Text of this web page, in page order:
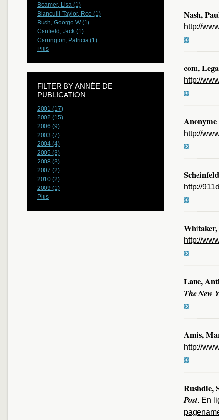
Nash,
http://
com,
http://
Anonyme
http://
http://
http://
Lane,
The New
Amis,
http://
Rushdie,
Post. En
Beamer, Lisa (1)
Bianculli-Taylor, Roe (1)
Bush, George W (1)
Canfield, Jack (1)
Carrington, Patricia (1)
Plus
FILTER BY ANNÉE DE
PUBLICATION
2001 (17)
2002 (15)
2006 (9)
2003 (7)
2004 (4)
2005 (3)
2008 (3)
2007 (2)
2010 (2)
2009 (1)
Plus